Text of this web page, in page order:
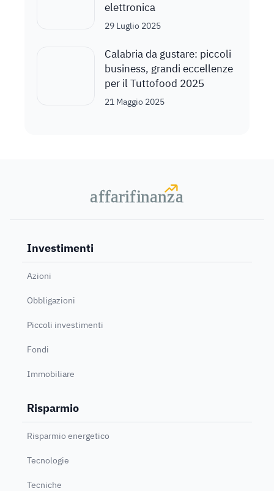
elettronica
29 Luglio 2025
Calabria da gustare: piccoli
business, grandi eccellenze
per il Tuttofood 2025
21 Maggio 2025
affarifinanza
affarifinanza
Investimenti
Azioni
Obbligazioni
Piccoli investimenti
Fondi
Immobiliare
Risparmio
Risparmio energetico
Tecnologie
Tecniche